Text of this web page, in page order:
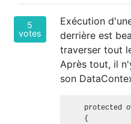
5
votes
Exécution
derrière est
traverser tout
Après tout, il
son
protected
    {